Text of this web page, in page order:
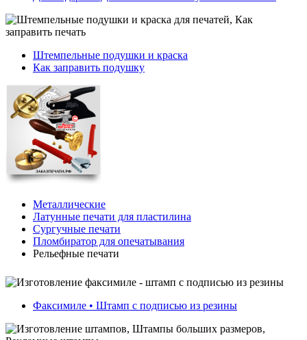
Штемпельные подушки и краска
Как заправить подушку
Металлические
Латунные печати для пластилина
Сургучные печати
Пломбиратор для опечатывания
Рельефные печати
Факсимиле • Штамп с подписью из резины